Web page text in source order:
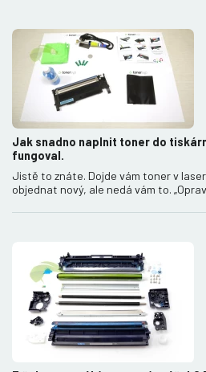
Jak snadno naplnit toner do
fungoval.
Jistě to znáte. Dojde vám toner v
objednat nový, ale nedá vám to.